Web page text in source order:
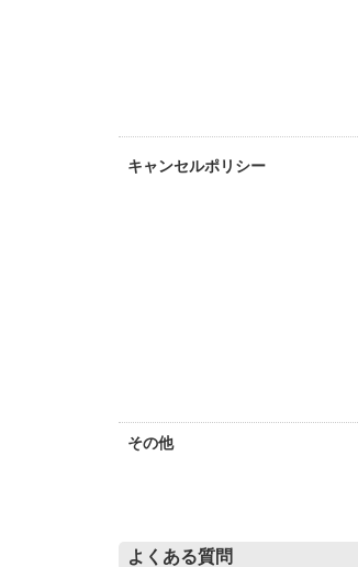
キャンセルポリシー
その他
よくある質問